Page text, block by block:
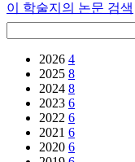
이 학술지의 논문 검색
2026 4
2025 8
2024 8
2023 6
2022 6
2021 6
2020 6